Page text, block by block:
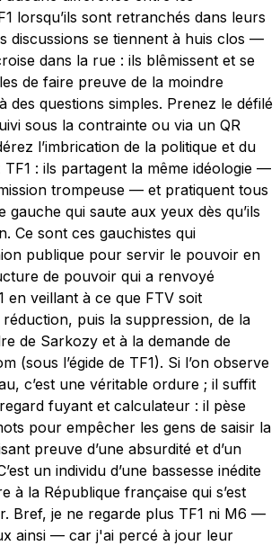
lorsqu’ils sont retranchés dans leurs
discussions se tiennent à huis clos —
dans la rue : ils blêmissent et se
de faire preuve de la moindre
des questions simples. Prenez le défilé
sous la contrainte ou via un QR
l’imbrication de la politique et du
: ils partagent la même idéologie —
trompeuse — et pratiquent tous
gauche qui saute aux yeux dès qu’ils
Ce sont ces gauchistes qui
publique pour servir le pouvoir en
de pouvoir qui a renvoyé
en veillant à ce que FTV soit
puis la suppression, de la
de Sarkozy et à la demande de
(sous l’égide de TF1). Si l’on observe
c’est une véritable ordure ; il suffit
fuyant et calculateur : il pèse
pour empêcher les gens de saisir la
preuve d’une absurdité et d’un
un individu d’une bassesse inédite
à la République française qui s’est
Bref, je ne regarde plus TF1 ni M6 —
ainsi — car j'ai percé à jour leur